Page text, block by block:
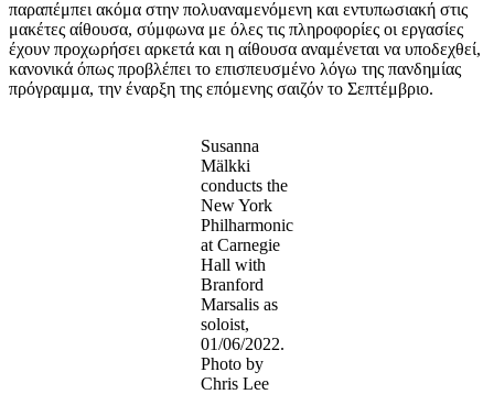
παραπέμπει ακόμα στην πολυαναμενόμενη και εντυπωσιακή στις
μακέτες αίθουσα, σύμφωνα με όλες τις πληροφορίες οι εργασίες
έχουν προχωρήσει αρκετά και η αίθουσα αναμένεται να υποδεχθεί,
κανονικά όπως προβλέπει το επισπευσμένο λόγω της πανδημίας
πρόγραμμα, την έναρξη της επόμενης σαιζόν το Σεπτέμβριο.
Susanna
Mälkki
conducts the
New York
Philharmonic
at Carnegie
Hall with
Branford
Marsalis as
soloist,
01/06/2022.
Photo by
Chris Lee